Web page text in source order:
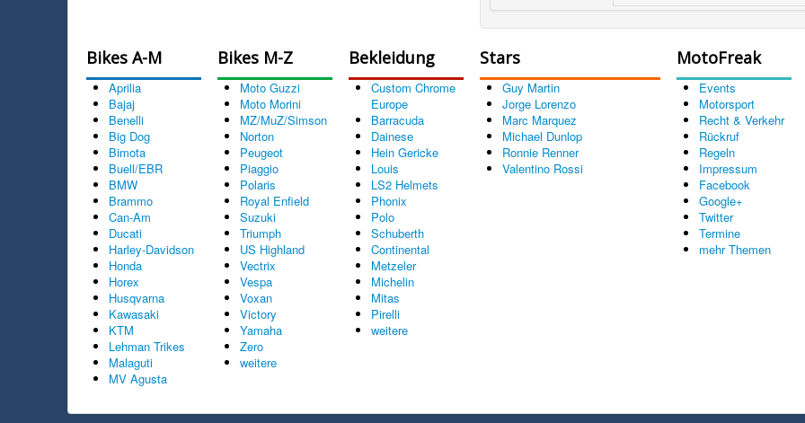
Bikes A-M
Aprilia
Bajaj
Benelli
Big Dog
Bimota
Buell/EBR
BMW
Brammo
Can-Am
Ducati
Harley-Davidson
Honda
Horex
Husqvarna
Kawasaki
KTM
Lehman Trikes
Malaguti
MV Agusta
Bikes M-Z
Moto Guzzi
Moto Morini
MZ/MuZ/Simson
Norton
Peugeot
Piaggio
Polaris
Royal Enfield
Suzuki
Triumph
US Highland
Vectrix
Vespa
Voxan
Victory
Yamaha
Zero
weitere
Bekleidung
Custom Chrome
Europe
Barracuda
Dainese
Hein Gericke
Louis
LS2 Helmets
Phonix
Polo
Schuberth
Continental
Metzeler
Michelin
Mitas
Pirelli
weitere
Stars
Guy Martin
Jorge Lorenzo
Marc Marquez
Michael Dunlop
Ronnie Renner
Valentino Rossi
MotoFreak
Events
Motorsport
Recht & Verkehr
Rückruf
Regeln
Impressum
Facebook
Google+
Twitter
Termine
mehr Themen